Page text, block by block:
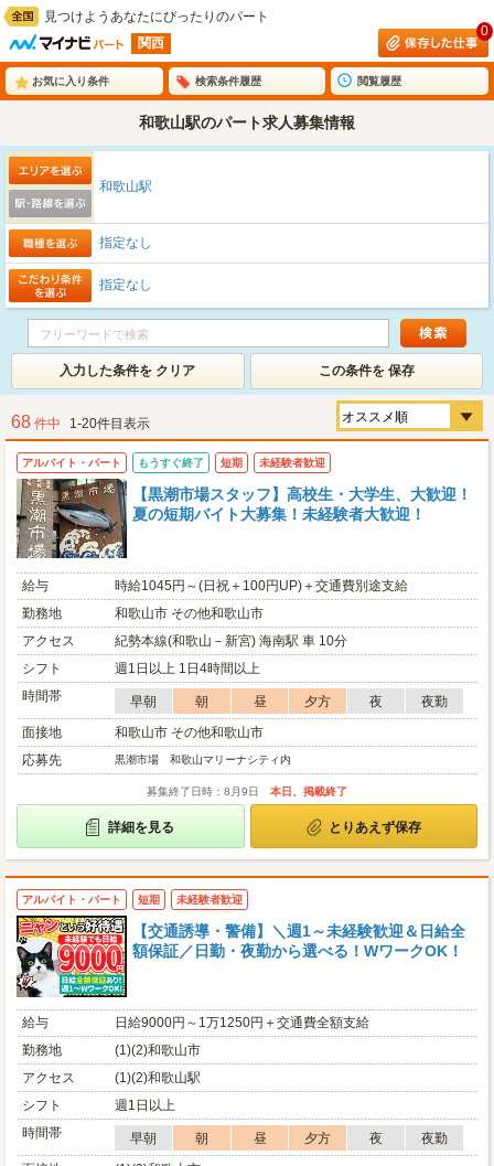
見つけようあなたにぴったりのパート
関西
0
お気に入り条件 検索条件履歴 閲覧履歴
和歌山駅のパート求人募集情報
和歌山駅
指定なし
指定なし
入力した条件を クリア この条件を 保存
68 件中 1-20件目表示
アルバイト・パート もうすぐ終了 短期 未経験者歓迎
【黒潮市場スタッフ】高校生・大学生、大歓迎！
夏の短期バイト大募集！未経験者大歓迎！
給与
時給1045円～(日祝＋100円UP)＋交通費別途支給
勤務地
和歌山市 その他和歌山市
アクセス
紀勢本線(和歌山－新宮) 海南駅 車 10分
シフト
週1日以上 1日4時間以上
時間帯
早朝 朝 昼 夕方 夜
夜勤
面接地
和歌山市 その他和歌山市
応募先
黒潮市場 和歌山マリーナシティ内
募集終了日時：8月9日 本日、掲載終了
詳細を見る とりあえず保存
アルバイト・パート 短期 未経験者歓迎
【交通誘導・警備】＼週1～未経験歓迎＆日給全
額保証／日勤・夜勤から選べる！WワークOK！
給与
日給9000円～1万1250円＋交通費全額支給
勤務地
(1)(2)和歌山市
アクセス
(1)(2)和歌山駅
シフト
週1日以上
時間帯
早朝 朝 昼 夕方 夜
夜勤